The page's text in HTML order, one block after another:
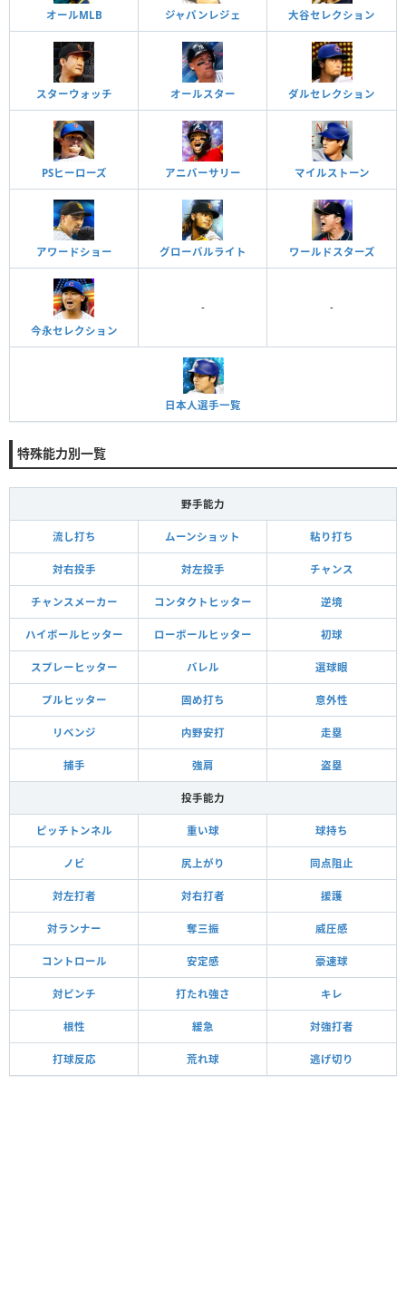
オールMLB ジャパンレジェ 大谷セレクション
スターウォッチ オールスター ダルセレクション
PSヒーローズ アニバーサリー マイルストーン
アワードショー グローバルライト ワールドスターズ
今永セレクション
- -
日本人選手一覧
特殊能力別一覧
野手能力
流し打ち ムーンショット 粘り打ち
対右投手 対左投手 チャンス
チャンスメーカー コンタクトヒッター 逆境
ハイボールヒッター ローボールヒッター 初球
スプレーヒッター バレル 選球眼
プルヒッター 固め打ち 意外性
リベンジ 内野安打 走塁
捕手 強肩 盗塁
投手能力
ピッチトンネル 重い球 球持ち
ノビ 尻上がり 同点阻止
対左打者 対右打者 援護
対ランナー 奪三振 威圧感
コントロール 安定感 豪速球
対ピンチ 打たれ強さ キレ
根性 緩急 対強打者
打球反応 荒れ球 逃げ切り